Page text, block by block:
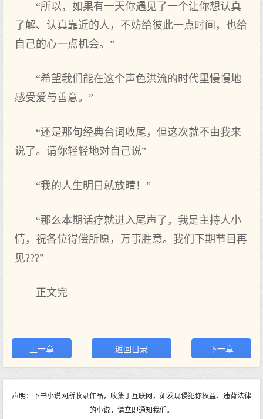
“所以，如果有一天你遇见了一个让你想认真
了解、认真靠近的人，不妨给彼此一点时间，也给
自己的心一点机会。”
“希望我们能在这个声色洪流的时代里慢慢地
感受爱与善意。”
“还是那句经典台词收尾，但这次就不由我来
说了。请你轻轻地对自己说”
“我的人生明日就放晴！”
“那么本期话疗就进入尾声了，我是主持人小
情，祝各位得偿所愿，万事胜意。我们下期节目再
见???”
正文完
上一章 返回目录 下一章
声明：下书小说网所收录作品，收集于互联网，如发现侵犯你权益、违背法律
的小说，请立即通知我们。